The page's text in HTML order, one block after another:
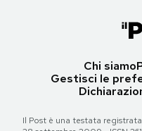
Chi siamo
Gestisci le
Il Post è una testata